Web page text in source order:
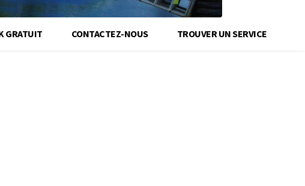
GRATUIT CONTACTEZ-NOUS TROUVER UN SERVICE